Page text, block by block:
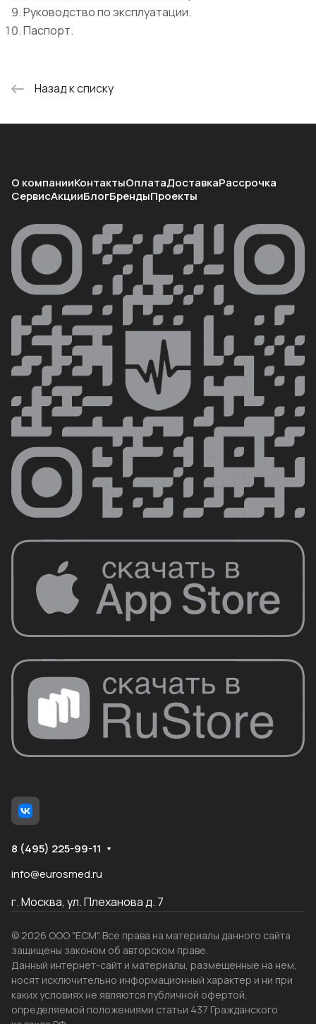
Руководство по эксплуатации.
Паспорт.
Назад к списку
О компанииКонтактыОплатаДоставкаРассрочка
СервисАкцииБлогБрендыПроекты
8 (495) 225-99-11
info@eurosmed.ru
г. Москва, ул. Плеханова д. 7
© 2026 ООО "ЕСМ". Все права на материалы данного сайта
защищены законом об авторском праве.
Данный интернет-сайт и материалы, размещенные на нем,
носят исключительно информационный характер и ни при
каких условиях не являются публичной офертой,
определяемой положениями статьи 437 Гражданского